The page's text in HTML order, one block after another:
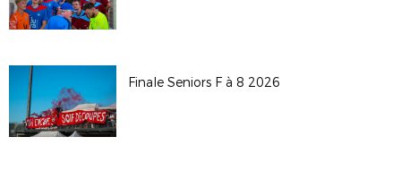
Finale Seniors F à 8 2026